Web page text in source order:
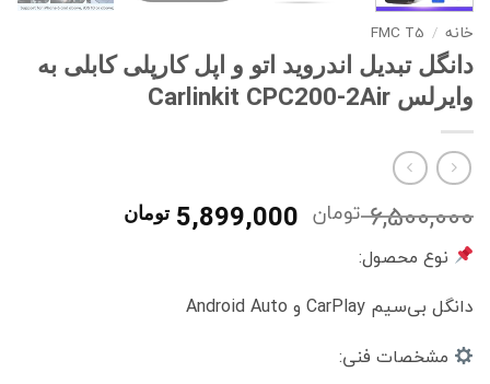
خانه /
FMC T5
دانگل تبدیل اندروید اتو و اپل کارپلی کابلی به
وایرلس Carlinkit CPC200-2Air
6,500,000 تومان قیمت
بود.
5,899,000 تومان
نوع محصول:
دانگل بی‌سیم CarPlay و Android Auto
مشخصات فنی: